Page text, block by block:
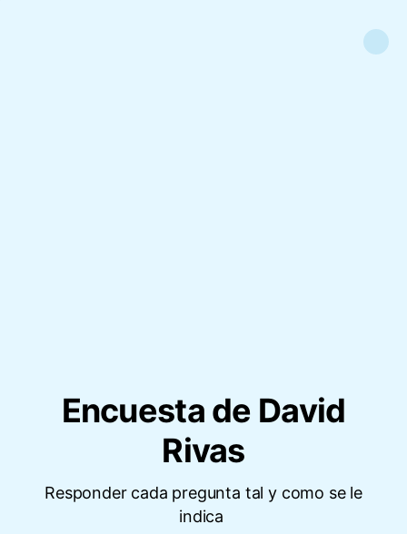
Encuesta de David
Rivas
Responder cada pregunta tal y como se le
indica